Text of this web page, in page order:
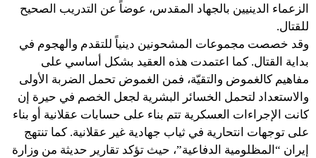
الزعماء الدينيين بالجهاد المقدس، عوضاً عن التدريب الصحيح
للقتال.
وقد خصصت مجموعات المشحونين دينياً للتقدم والهجوم في
بداية القتال. كما اعتمدت هذه العقيد بشكل أساسي على
مفاهيم كالغموض والتقيّة، فمن الغموض تحمل الضربة الأولى
والاستعداد لتحمل الخسائر البشرية لجعل الخصم في حيرة إن
كانت الإجراءات العسكرية تتم بناء على حسابات عقلانية أو بناء
على توجهات انتحارية في ثياب جهادية غير عقلانية. كما تنتهج
إيران “المظلومية الدفاعية”، حيث تؤكد تقارير حديثة من وزارة